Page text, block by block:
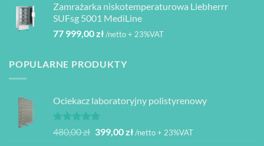
Zamrażarka niskotemperaturowa Liebherrr
SUFsg 5001 MediLine
77 999,00zł/netto + 23%VAT
POPULARNE PRODUKTY
Ociekacz laboratoryjny polistyrenowy
Oceniono
na 5
480,00zł Pierwotna
399,00złAktualna
/netto + 23%VAT